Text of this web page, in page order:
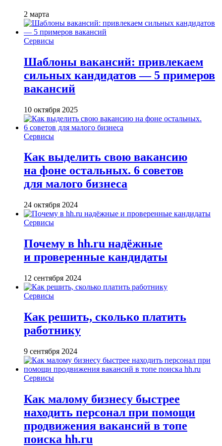
2 марта
Сервисы
Шаблоны вакансий: привлекаем
сильных кандидатов — 5 примеров
вакансий
10 октября 2025
Сервисы
Как выделить свою вакансию
на фоне остальных. 6 советов
для малого бизнеса
24 октября 2024
Сервисы
Почему в hh.ru надёжные
и проверенные кандидаты
12 сентября 2024
Сервисы
Как решить, сколько платить
работнику
9 сентября 2024
Сервисы
Как малому бизнесу быстрее
находить персонал при помощи
продвижения вакансий в топе
поиска hh.ru